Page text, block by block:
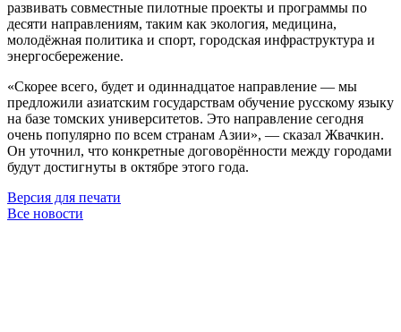
развивать совместные пилотные проекты и программы по
десяти направлениям, таким как экология, медицина,
молодёжная политика и спорт, городская инфраструктура и
энергосбережение.
«Скорее всего, будет и одиннадцатое направление — мы
предложили азиатским государствам обучение русскому языку
на базе томских университетов. Это направление сегодня
очень популярно по всем странам Азии», — сказал Жвачкин.
Он уточнил, что конкретные договорённости между городами
будут достигнуты в октябре этого года.
Версия для печати
Все новости